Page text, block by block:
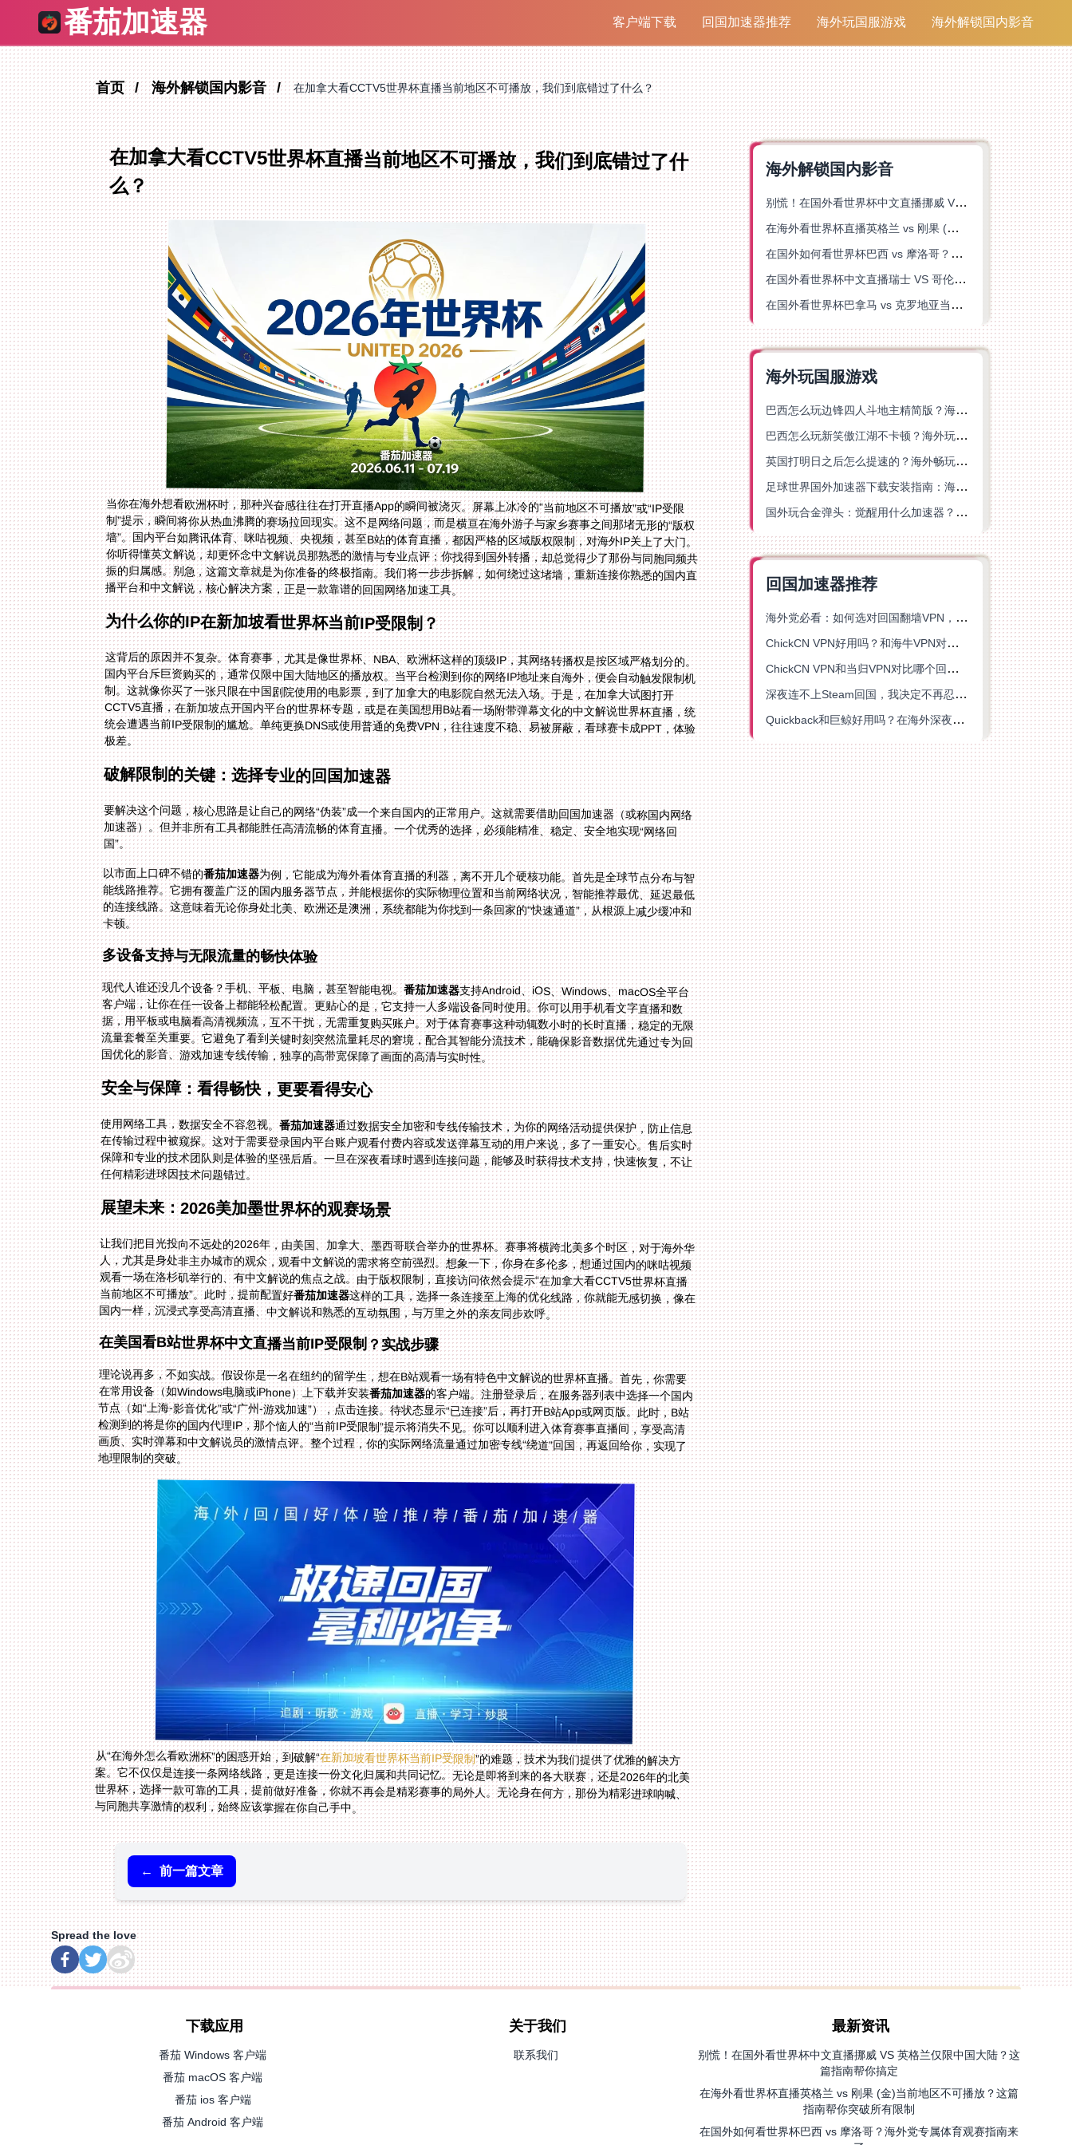
番茄加速器 客户端下载 回国加速器推荐 海外玩国服游戏 海外解锁国内影音
首页 海外解锁国内影音 在加拿大看CCTV5世界杯直播当前地区不可播放，我们到底错过了什么？
在加拿大看CCTV5世界杯直播当前地区不可播放，我们到底错过了什
么？
当你在海外想看欧洲杯时，那种兴奋感往往在打开直播App的瞬间被浇灭。屏幕上冰冷的“当前地区不可播放”或“IP受限
制”提示，瞬间将你从热血沸腾的赛场拉回现实。这不是网络问题，而是横亘在海外游子与家乡赛事之间那堵无形的“版权
墙”。国内平台如腾讯体育、咪咕视频、央视频，甚至B站的体育直播，都因严格的区域版权限制，对海外IP关上了大门。
你听得懂英文解说，却更怀念中文解说员那熟悉的激情与专业点评；你找得到国外转播，却总觉得少了那份与同胞同频共
振的归属感。别急，这篇文章就是为你准备的终极指南。我们将一步步拆解，如何绕过这堵墙，重新连接你熟悉的国内直
播平台和中文解说，核心解决方案，正是一款靠谱的回国网络加速工具。
为什么你的IP在新加坡看世界杯当前IP受限制？
这背后的原因并不复杂。体育赛事，尤其是像世界杯、NBA、欧洲杯这样的顶级IP，其网络转播权是按区域严格划分的。
国内平台斥巨资购买的，通常仅限中国大陆地区的播放权。当平台检测到你的网络IP地址来自海外，便会自动触发限制机
制。这就像你买了一张只限在中国剧院使用的电影票，到了加拿大的电影院自然无法入场。于是，在加拿大试图打开
CCTV5直播，在新加坡点开国内平台的世界杯专题，或是在美国想用B站看一场附带弹幕文化的中文解说世界杯直播，统
统会遭遇当前IP受限制的尴尬。单纯更换DNS或使用普通的免费VPN，往往速度不稳、易被屏蔽，看球赛卡成PPT，体验
极差。
破解限制的关键：选择专业的回国加速器
要解决这个问题，核心思路是让自己的网络“伪装”成一个来自国内的正常用户。这就需要借助回国加速器（或称国内网络
加速器）。但并非所有工具都能胜任高清流畅的体育直播。一个优秀的选择，必须能精准、稳定、安全地实现“网络回
国”。
以市面上口碑不错的番茄加速器为例，它能成为海外看体育直播的利器，离不开几个硬核功能。首先是全球节点分布与智
能线路推荐。它拥有覆盖广泛的国内服务器节点，并能根据你的实际物理位置和当前网络状况，智能推荐最优、延迟最低
的连接线路。这意味着无论你身处北美、欧洲还是澳洲，系统都能为你找到一条回家的“快速通道”，从根源上减少缓冲和
卡顿。
多设备支持与无限流量的畅快体验
现代人谁还没几个设备？手机、平板、电脑，甚至智能电视。番茄加速器支持Android、iOS、Windows、macOS全平台
客户端，让你在任一设备上都能轻松配置。更贴心的是，它支持一人多端设备同时使用。你可以用手机看文字直播和数
据，用平板或电脑看高清视频流，互不干扰，无需重复购买账户。对于体育赛事这种动辄数小时的长时直播，稳定的无限
流量套餐至关重要。它避免了看到关键时刻突然流量耗尽的窘境，配合其智能分流技术，能确保影音数据优先通过专为回
国优化的影音、游戏加速专线传输，独享的高带宽保障了画面的高清与实时性。
安全与保障：看得畅快，更要看得安心
使用网络工具，数据安全不容忽视。番茄加速器通过数据安全加密和专线传输技术，为你的网络活动提供保护，防止信息
在传输过程中被窥探。这对于需要登录国内平台账户观看付费内容或发送弹幕互动的用户来说，多了一重安心。售后实时
保障和专业的技术团队则是体验的坚强后盾。一旦在深夜看球时遇到连接问题，能够及时获得技术支持，快速恢复，不让
任何精彩进球因技术问题错过。
展望未来：2026美加墨世界杯的观赛场景
让我们把目光投向不远处的2026年，由美国、加拿大、墨西哥联合举办的世界杯。赛事将横跨北美多个时区，对于海外华
人，尤其是身处非主办城市的观众，观看中文解说的需求将空前强烈。想象一下，你身在多伦多，想通过国内的咪咕视频
观看一场在洛杉矶举行的、有中文解说的焦点之战。由于版权限制，直接访问依然会提示“在加拿大看CCTV5世界杯直播
当前地区不可播放”。此时，提前配置好番茄加速器这样的工具，选择一条连接至上海的优化线路，你就能无感切换，像在
国内一样，沉浸式享受高清直播、中文解说和熟悉的互动氛围，与万里之外的亲友同步欢呼。
在美国看B站世界杯中文直播当前IP受限制？实战步骤
理论说再多，不如实战。假设你是一名在纽约的留学生，想在B站观看一场有特色中文解说的世界杯直播。首先，你需要
在常用设备（如Windows电脑或iPhone）上下载并安装番茄加速器的客户端。注册登录后，在服务器列表中选择一个国内
节点（如“上海-影音优化”或“广州-游戏加速”），点击连接。待状态显示“已连接”后，再打开B站App或网页版。此时，B站
检测到的将是你的国内代理IP，那个恼人的“当前IP受限制”提示将消失不见。你可以顺利进入体育赛事直播间，享受高清
画质、实时弹幕和中文解说员的激情点评。整个过程，你的实际网络流量通过加密专线“绕道”回国，再返回给你，实现了
地理限制的突破。
从“在海外怎么看欧洲杯”的困惑开始，到破解“在新加坡看世界杯当前IP受限制”的难题，技术为我们提供了优雅的解决方
案。它不仅仅是连接一条网络线路，更是连接一份文化归属和共同记忆。无论是即将到来的各大联赛，还是2026年的北美
世界杯，选择一款可靠的工具，提前做好准备，你就不再会是精彩赛事的局外人。无论身在何方，那份为精彩进球呐喊、
与同胞共享激情的权利，始终应该掌握在你自己手中。
← 前一篇文章
海外解锁国内影音
别慌！在国外看世界杯中文直播挪威 VS 英格兰仅限中国大陆？这篇指南帮你搞定
在海外看世界杯直播英格兰 vs 刚果 (金)当前地区不可播放？这篇指南帮你突破所有限制
在国外如何看世界杯巴西 vs 摩洛哥？海外党专属体育观赛指南来了
在国外看世界杯中文直播瑞士 VS 哥伦比亚当前地区不可播放？这篇指南帮你搞定
在国外看世界杯巴拿马 vs 克罗地亚当前地区不可播放？这篇指南帮你轻松解决海外体育直播难题
海外玩国服游戏
巴西怎么玩边锋四人斗地主精简版？海外游戏党的加速器终极选择
巴西怎么玩新笑傲江湖不卡顿？海外玩家国服游戏加速终极指南（附猫和老鼠一梦江湖实测）
英国打明日之后怎么提速的？海外畅玩国服游戏终极指南
足球世界国外加速器下载安装指南：海外党畅玩国服游戏的终极解决方案
国外玩合金弹头：觉醒用什么加速器？一份写给海外游子的畅玩指南
回国加速器推荐
海外党必看：如何选对回国翻墙VPN，无缝解锁国内资源？
ChickCN VPN好用吗？和海牛VPN对比哪个回国效果更好？
ChickCN VPN和当归VPN对比哪个回国效果更好？海外党亲测后选了它
深夜连不上Steam回国，我决定不再忍受这数字鸿沟
Quickback和巨鲸好用吗？在海外深夜想刷B站、追爱奇艺的你，或许正需要这份答案
Spread the love
下载应用
番茄 Windows 客户端
番茄 macOS 客户端
番茄 ios 客户端
番茄 Android 客户端
关于我们
联系我们
最新资讯
别慌！在国外看世界杯中文直播挪威 VS 英格兰仅限中国大陆？这
篇指南帮你搞定
在海外看世界杯直播英格兰 vs 刚果 (金)当前地区不可播放？这篇
指南帮你突破所有限制
在国外如何看世界杯巴西 vs 摩洛哥？海外党专属体育观赛指南来